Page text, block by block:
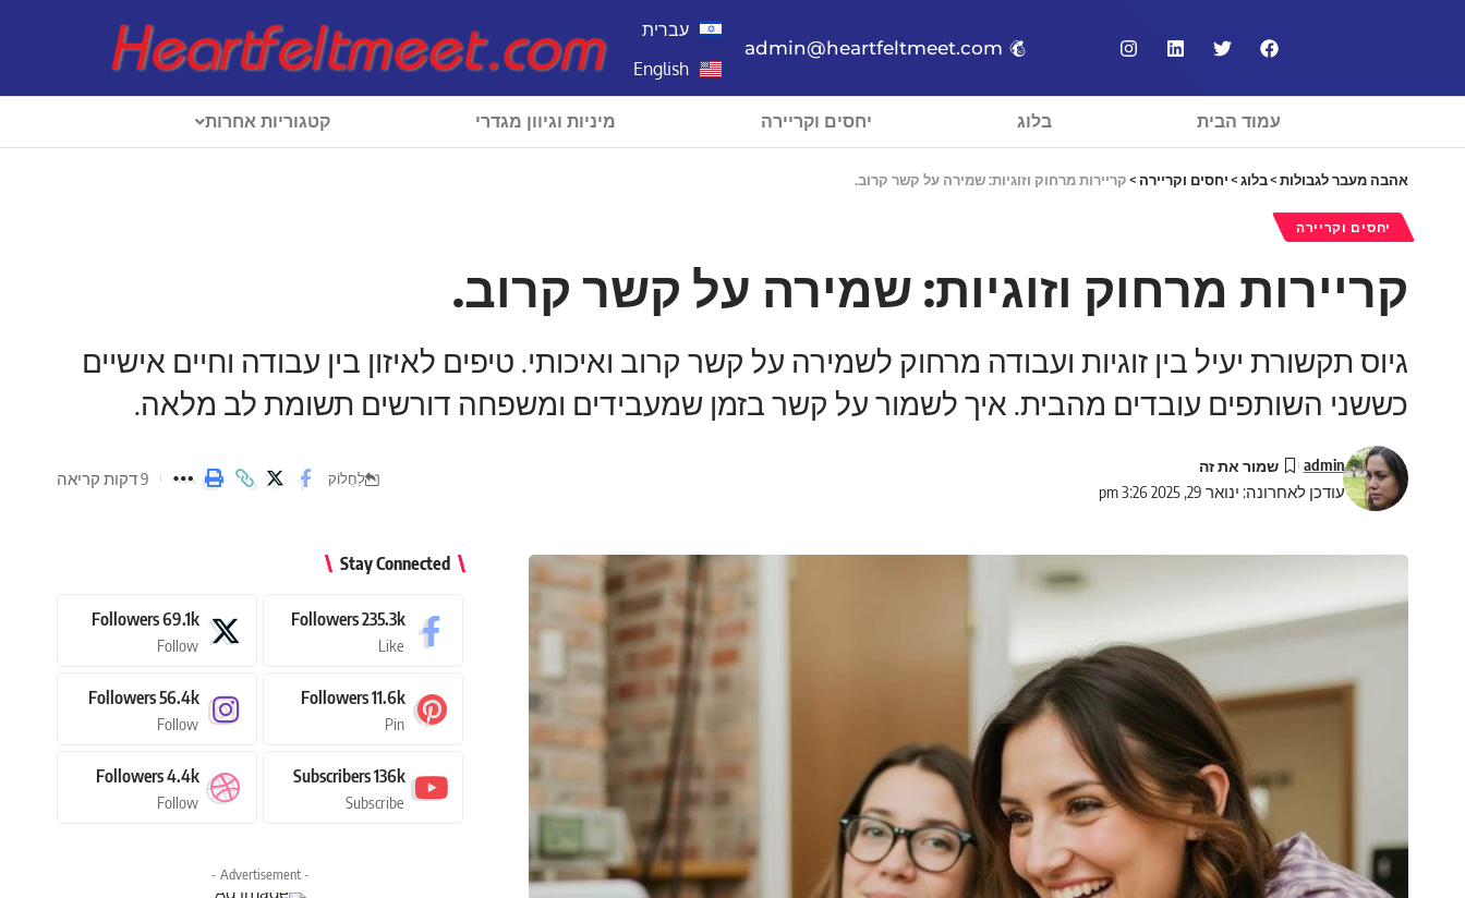
admin@heartfeltmeet.com
עברית
English
עמוד הבית בלוג יחסים וקריירה מיניות וגיוון מגדרי קטגוריות אחרות
אהבה מעבר לגבולות>בלוג>יחסים וקריירה >קריירות מרחוק וזוגיות: שמירה על קשר קרוב.
יחסים וקריירה
קריירות מרחוק וזוגיות: שמירה על קשר קרוב.
גיוס תקשורת יעיל בין זוגיות ועבודה מרחוק לשמירה על קשר קרוב ואיכותי. טיפים לאיזון בין עבודה וחיים אישיים
כששני השותפים עובדים מהבית. איך לשמור על קשר בזמן שמעבידים ומשפחה דורשים תשומת לב מלאה.
עודכן לאחרונה: ינואר 29, 2025 3:26 pm
admin
לַחֲלוֹק 9 דקות קריאה
Stay Connected
235.3k
Followers
Like
69.1k
Followers
Follow
11.6k
Followers
Pin
56.4k
Followers
Follow
136k
Subscribers
Subscribe
4.4k
Followers
Follow
- Advertisement -